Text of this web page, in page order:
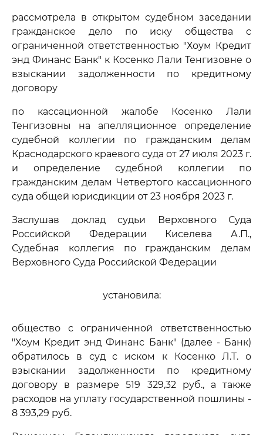
рассмотрела в открытом судебном заседании
гражданское дело по иску общества с
ограниченной ответственностью "Хоум Кредит
энд Финанс Банк" к Косенко Лали Тенгизовне о
взыскании задолженности по кредитному
договору
по кассационной жалобе Косенко Лали
Тенгизовны на апелляционное определение
судебной коллегии по гражданским делам
Краснодарского краевого суда от 27 июля 2023 г.
и определение судебной коллегии по
гражданским делам Четвертого кассационного
суда общей юрисдикции от 23 ноября 2023 г.
Заслушав доклад судьи Верховного Суда
Российской Федерации Киселева А.П.,
Судебная коллегия по гражданским делам
Верховного Суда Российской Федерации
установила:
общество с ограниченной ответственностью
"Хоум Кредит энд Финанс Банк" (далее - Банк)
обратилось в суд с иском к Косенко Л.Т. о
взыскании задолженности по кредитному
договору в размере 519 329,32 руб., а также
расходов на уплату государственной пошлины -
8 393,29 руб.